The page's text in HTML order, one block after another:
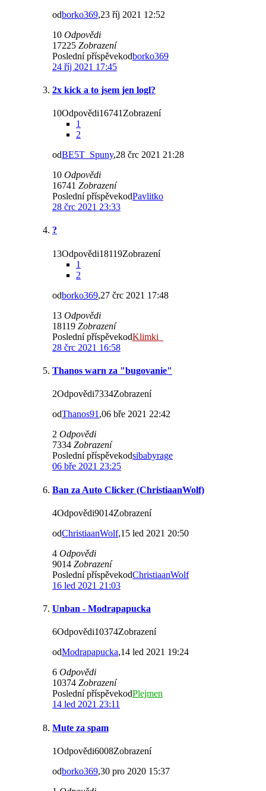
odborko369,23 říj 2021 12:52
10 Odpovědi
17225 Zobrazení
Poslední příspěvekodborko369
24 říj 2021 17:45
2x kick a to jsem jen logl?
10Odpovědi16741Zobrazení
1
2
odBE5T_Spuny,28 črc 2021 21:28
10 Odpovědi
16741 Zobrazení
Poslední příspěvekodPavlitko
28 črc 2021 23:33
?
13Odpovědi18119Zobrazení
1
2
odborko369,27 črc 2021 17:48
13 Odpovědi
18119 Zobrazení
Poslední příspěvekodKlimki_
28 črc 2021 16:58
Thanos warn za "bugovanie"
2Odpovědi7334Zobrazení
odThanos91 ,06 bře 2021 22:42
2 Odpovědi
7334 Zobrazení
Poslední příspěvekodsibabyrage
06 bře 2021 23:25
Ban za Auto Clicker (ChristiaanWolf)
4Odpovědi9014Zobrazení
odChristiaanWolf,15 led 2021 20:50
4 Odpovědi
9014 Zobrazení
Poslední příspěvekodChristiaanWolf
16 led 2021 21:03
Unban - Modrapapucka
6Odpovědi10374Zobrazení
odModrapapucka,14 led 2021 19:24
6 Odpovědi
10374 Zobrazení
Poslední příspěvekodPlejmen
14 led 2021 23:11
Mute za spam
1Odpovědi6008Zobrazení
odborko369,30 pro 2020 15:37